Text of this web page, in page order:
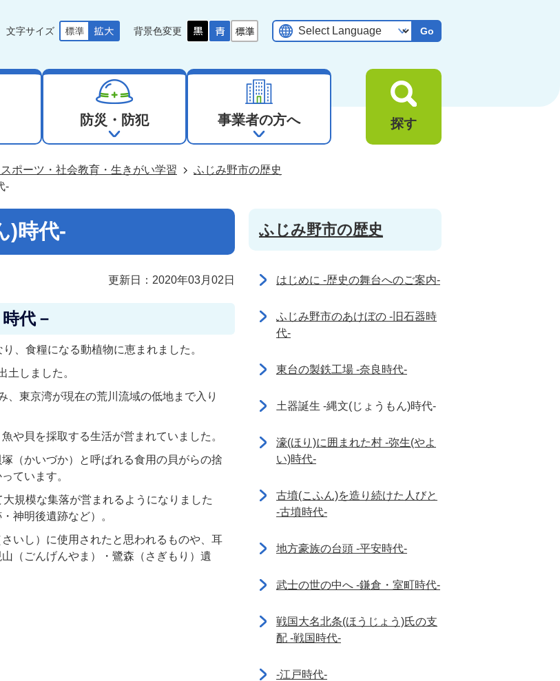
文字サイズ 背景色変更 Go
防災・防犯 事業者の方へ 探す
ポーツ・社会教育・生きがい学習
ふじみ野市の歴史
-
)時代-
更新日：2020年03月02日
代－
、食糧になる動植物に恵まれました。
土しました。
東京湾が現在の荒川流域の低地まで入り
や貝を採取する生活が営まれていました。
（かいづか）と呼ばれる食用の貝がらの捨
ています。
規模な集落が営まれるようになりました
神明後遺跡など）。
いし）に使用されたと思われるものや、耳
（ごんげんやま）・鷺森（さぎもり）遺
ふじみ野市の歴史
はじめに -歴史の舞台へのご案内-
ふじみ野市のあけぼの -旧石器時
代-
東台の製鉄工場 -奈良時代-
土器誕生 -縄文(じょうもん)時代-
濠(ほり)に囲まれた村 -弥生(やよ
い)時代-
古墳(こふん)を造り続けた人びと
-古墳時代-
地方豪族の台頭 -平安時代-
武士の世の中へ -鎌倉・室町時代-
戦国大名北条(ほうじょう)氏の支
配 -戦国時代-
-江戸時代-